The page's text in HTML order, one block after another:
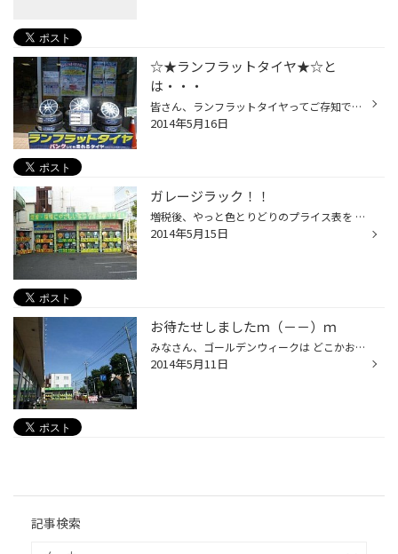
☆★ランフラットタイヤ★☆と
は・・・
皆さん、ランフラットタイヤってご存知ですか？？ パンクしても走行できる 便利なタイヤなんですよ（＊＾＾＊） まだまだ、一般的には普及していません・・・。 装着車種も限られていますが、 気になる方はぜひご来店ください。 お待ちしておりま～す\（＾－＾）/
2014年5月16日
ガレージラック！！
増税後、やっと色とりどりのプライス表を アップできました。 プライス表には、おすすめコメントを 入れましたのでタイヤ選びの 参考にしてくださいね。
2014年5月15日
お待たせしましたｍ（－－）ｍ
みなさん、ゴールデンウィークは どこかお出掛けになりましたか？ 長い方は、１１連休だったみたいですね。 羨ましい～！！ さて、履き替えもだいぶ落ち着いてきましたので 久々のスタッフ日記更新です。 （言い訳です・・・＾＾；） これからは、どんどん更新していきますので ご期待（？）くださ...
2014年5月11日
記事検索